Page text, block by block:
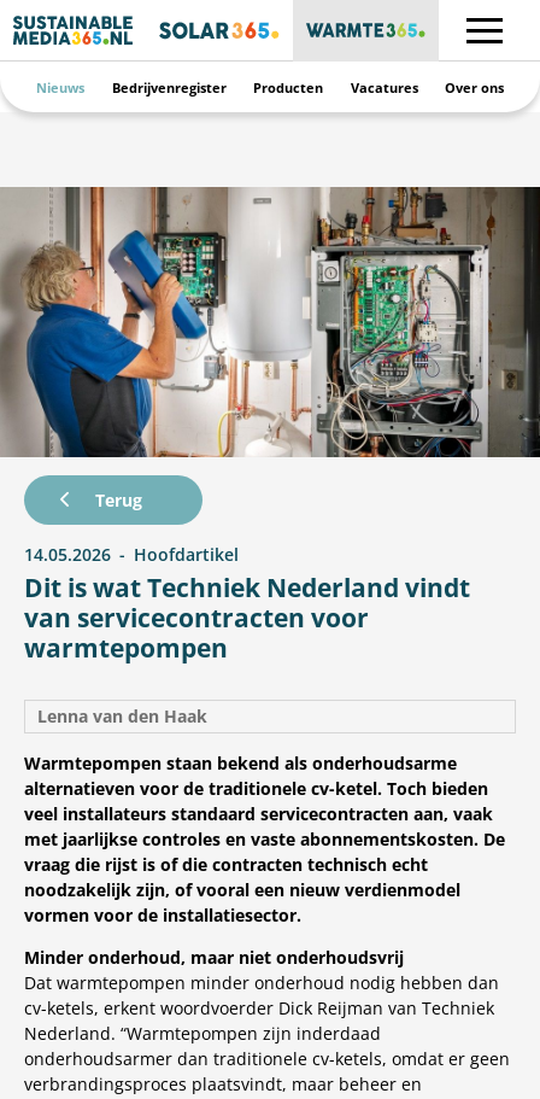
Nieuws Bedrijvenregister Producten Vacatures Over ons
Dit is wat Techniek Nederland vindt
van servicecontracten voor
warmtepompen
Terug
14.05.2026 Hoofdartikel
Lenna van den Haak
Warmtepompen staan bekend als onderhoudsarme
alternatieven voor de traditionele cv-ketel. Toch bieden
veel installateurs standaard servicecontracten aan, vaak
met jaarlijkse controles en vaste abonnementskosten. De
vraag die rijst is of die contracten technisch echt
noodzakelijk zijn, of vooral een nieuw verdienmodel
vormen voor de installatiesector.
Minder onderhoud, maar niet onderhoudsvrij
Dat warmtepompen minder onderhoud nodig hebben dan
cv-ketels, erkent woordvoerder Dick Reijman van Techniek
Nederland. “Warmtepompen zijn inderdaad
onderhoudsarmer dan traditionele cv-ketels, omdat er geen
verbrandingsproces plaatsvindt, maar beheer en